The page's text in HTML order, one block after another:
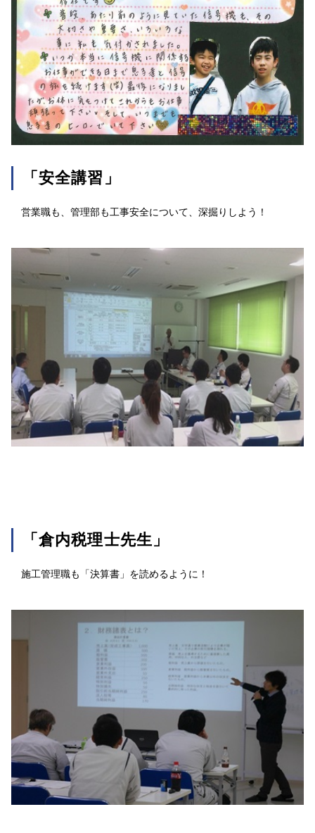
「安全講習」
営業職も、管理部も工事安全について、深掘りしよう！
「倉内税理士先生」
施工管理職も「決算書」を読めるように！